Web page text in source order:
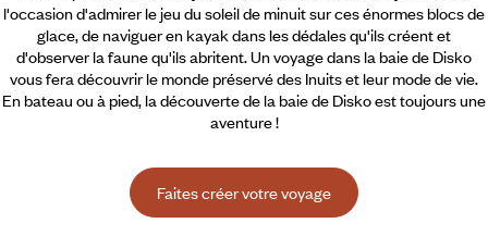
l'occasion d'admirer le jeu du soleil de minuit sur ces énormes blocs de
glace, de naviguer en kayak dans les dédales qu'ils créent et
d'observer la faune qu'ils abritent. Un voyage dans la baie de Disko
vous fera découvrir le monde préservé des Inuits et leur mode de vie.
En bateau ou à pied, la découverte de la baie de Disko est toujours une
aventure !
Faites créer votre voyage